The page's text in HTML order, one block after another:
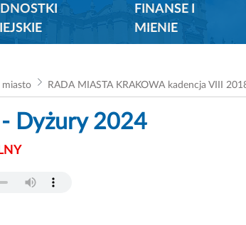
FINANSE I
MIENIE
miasto RADA MIASTA KRAKOWA kadencja VIII
- Dyżury 2024